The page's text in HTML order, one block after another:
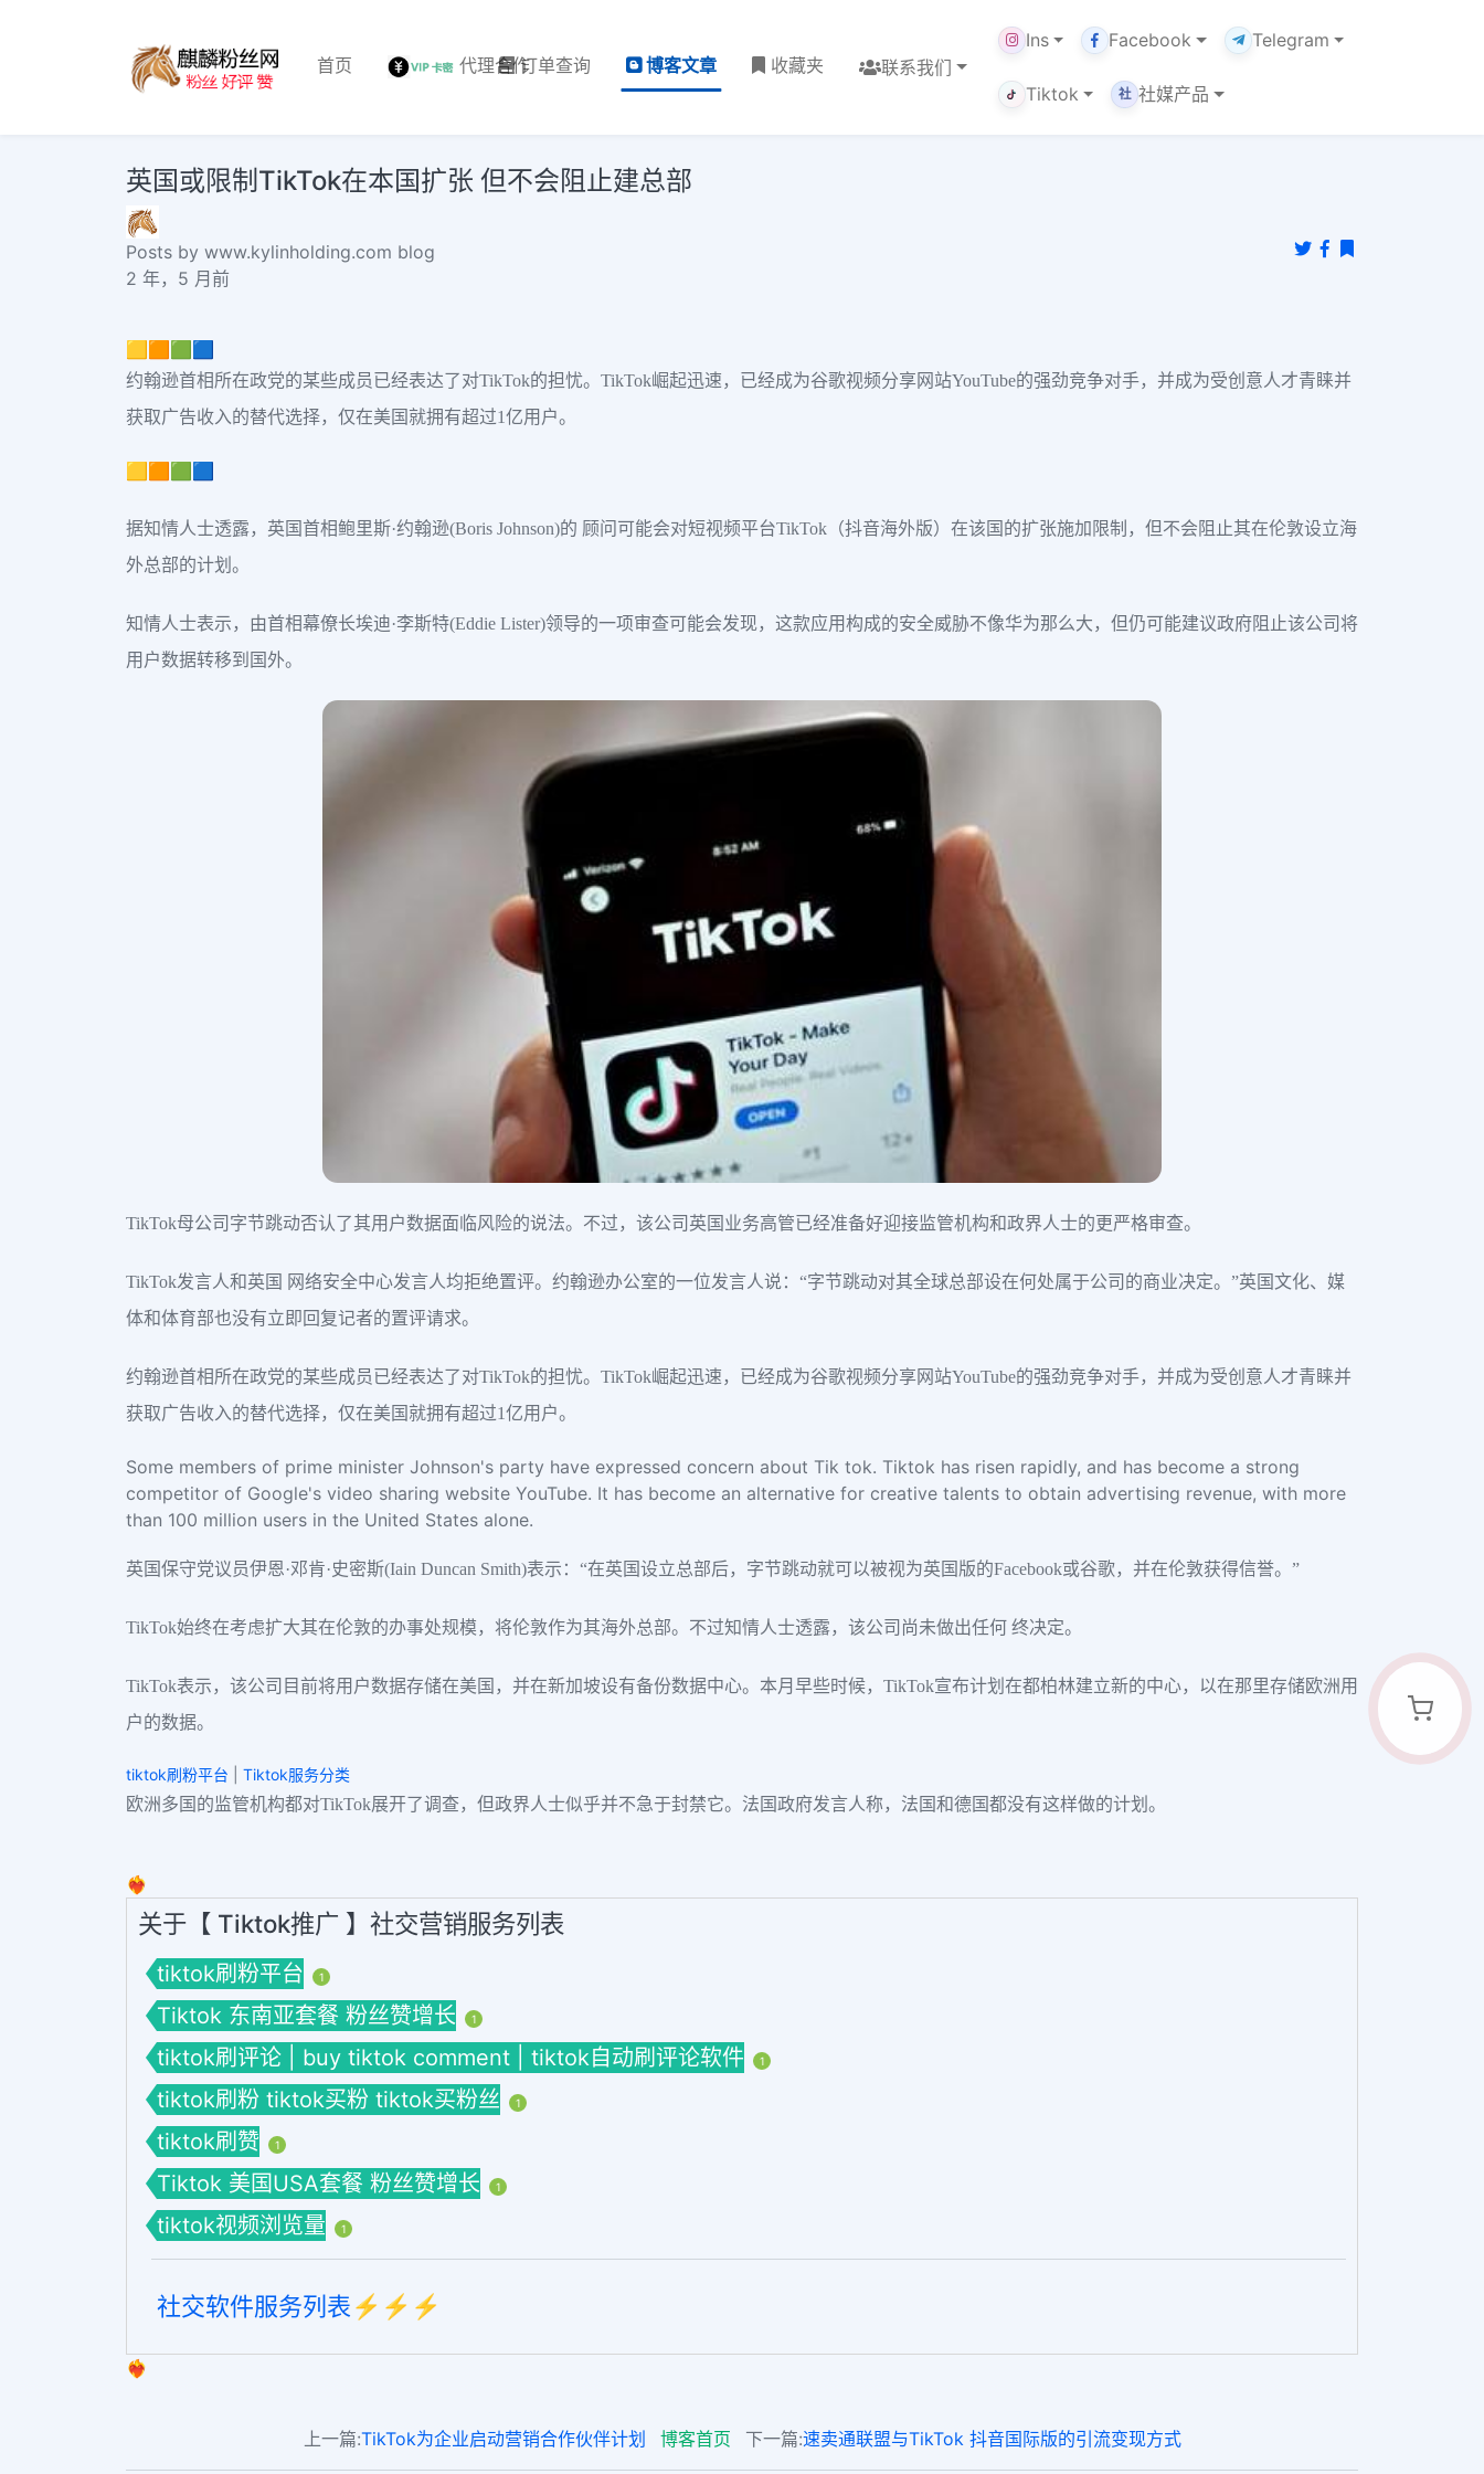
首页 代理合作订单查询 博客文章 收藏夹 联系我们
Ins Facebook Telegram
Tiktok 社 社媒产品
英国或限制TikTok在本国扩张 但不会阻止建总部
Posts by www.kylinholding.com blog
2 年，5 月前
🟨🟧🟩🟦
约翰逊首相所在政党的某些成员已经表达了对TikTok的担忧。TikTok崛起迅速，已经成为谷歌视频分享网站YouTube的强劲竞争对手，并成为受创意人才青睐并
获取广告收入的替代选择，仅在美国就拥有超过1亿用户。
🟨🟧🟩🟦
据知情人士透露，英国首相鲍里斯·约翰逊(Boris Johnson)的 顾问可能会对短视频平台TikTok（抖音海外版）在该国的扩张施加限制，但不会阻止其在伦敦设立海
外总部的计划。
知情人士表示，由首相幕僚长埃迪·李斯特(Eddie Lister)领导的一项审查可能会发现，这款应用构成的安全威胁不像华为那么大，但仍可能建议政府阻止该公司将
用户数据转移到国外。
TikTok母公司字节跳动否认了其用户数据面临风险的说法。不过，该公司英国业务高管已经准备好迎接监管机构和政界人士的更严格审查。
TikTok发言人和英国 网络安全中心发言人均拒绝置评。约翰逊办公室的一位发言人说：“字节跳动对其全球总部设在何处属于公司的商业决定。”英国文化、媒
体和体育部也没有立即回复记者的置评请求。
约翰逊首相所在政党的某些成员已经表达了对TikTok的担忧。TikTok崛起迅速，已经成为谷歌视频分享网站YouTube的强劲竞争对手，并成为受创意人才青睐并
获取广告收入的替代选择，仅在美国就拥有超过1亿用户。
Some members of prime minister Johnson's party have expressed concern about Tik tok. Tiktok has risen rapidly, and has become a strong
competitor of Google's video sharing website YouTube. It has become an alternative for creative talents to obtain advertising revenue, with more
than 100 million users in the United States alone.
英国保守党议员伊恩·邓肯·史密斯(Iain Duncan Smith)表示：“在英国设立总部后，字节跳动就可以被视为英国版的Facebook或谷歌，并在伦敦获得信誉。”
TikTok始终在考虑扩大其在伦敦的办事处规模，将伦敦作为其海外总部。不过知情人士透露，该公司尚未做出任何 终决定。
TikTok表示，该公司目前将用户数据存储在美国，并在新加坡设有备份数据中心。本月早些时候，TikTok宣布计划在都柏林建立新的中心，以在那里存储欧洲用
户的数据。
tiktok刷粉平台
Tiktok服务分类
欧洲多国的监管机构都对TikTok展开了调查，但政界人士似乎并不急于封禁它。法国政府发言人称，法国和德国都没有这样做的计划。
❤️‍🔥
关于【 Tiktok推广 】社交营销服务列表
tiktok刷粉平台 1
Tiktok 东南亚套餐 粉丝赞增长 1
tiktok刷评论 | buy tiktok comment | tiktok自动刷评论软件 1
tiktok刷粉 tiktok买粉 tiktok买粉丝 1
tiktok刷赞 1
Tiktok 美国USA套餐 粉丝赞增长 1
tiktok视频浏览量 1
社交软件服务列表⚡️⚡️⚡️
❤️‍🔥
上一篇:TikTok为企业启动营销合作伙伴计划 博客首页 下一篇:速卖通联盟与TikTok 抖音国际版的引流变现方式